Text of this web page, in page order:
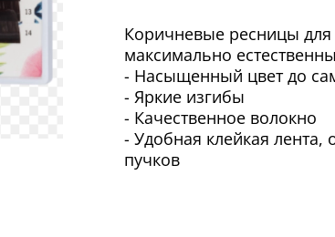
Коричневые ресницы
максимально
- Насыщенный цвет до
- Яркие изгибы
- Качественное волокно
- Удобная клейкая
пучков